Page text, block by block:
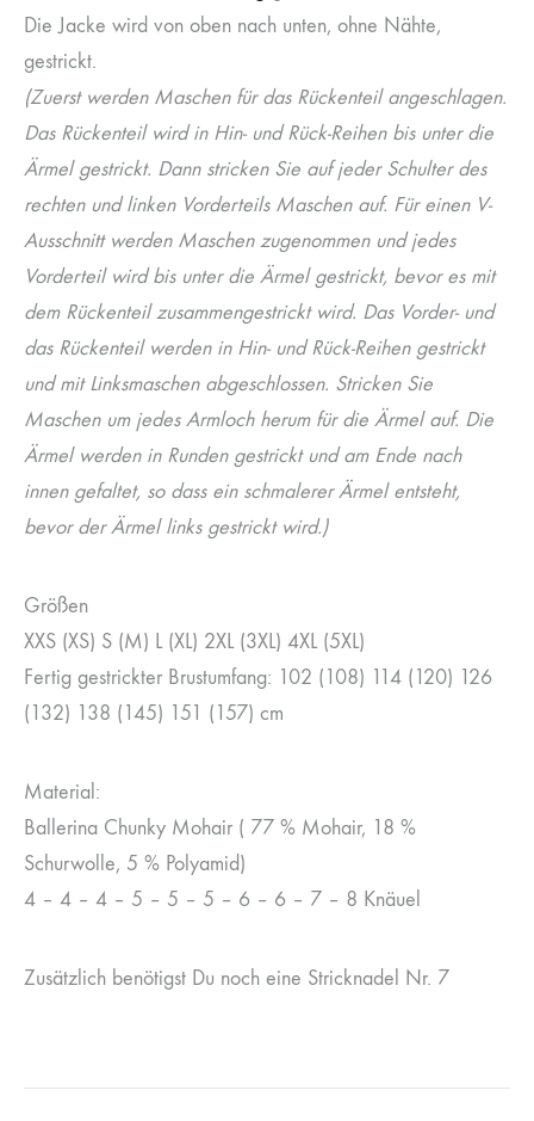
Die Jacke wird von oben nach unten, ohne Nähte,
gestrickt.
(Zuerst werden Maschen für das Rückenteil angeschlagen.
Das Rückenteil wird in Hin- und Rück-Reihen bis unter die
Ärmel gestrickt. Dann stricken Sie auf jeder Schulter des
rechten und linken Vorderteils Maschen auf. Für einen V-
Ausschnitt werden Maschen zugenommen und jedes
Vorderteil wird bis unter die Ärmel gestrickt, bevor es mit
dem Rückenteil zusammengestrickt wird. Das Vorder- und
das Rückenteil werden in Hin- und Rück-Reihen gestrickt
und mit Linksmaschen abgeschlossen. Stricken Sie
Maschen um jedes Armloch herum für die Ärmel auf. Die
Ärmel werden in Runden gestrickt und am Ende nach
innen gefaltet, so dass ein schmalerer Ärmel entsteht,
bevor der Ärmel links gestrickt wird.)
Größen
XXS (XS) S (M) L (XL) 2XL (3XL) 4XL (5XL)
Fertig gestrickter Brustumfang: 102 (108) 114 (120) 126
(132) 138 (145) 151 (157) cm
Material:
Ballerina Chunky Mohair ( 77 % Mohair, 18 %
Schurwolle, 5 % Polyamid)
4 – 4 – 4 – 5 – 5 – 5 – 6 – 6 – 7 – 8 Knäuel
Zusätzlich benötigst Du noch eine Stricknadel Nr. 7